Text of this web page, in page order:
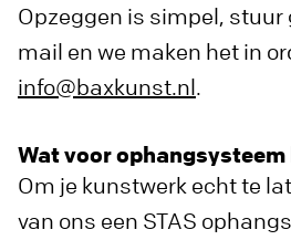
Opzeggen is simpel, stuur
mail en we maken het in
info@baxkunst.nl.
Wat voor
Om je kunstwerk echt te
van ons een STAS